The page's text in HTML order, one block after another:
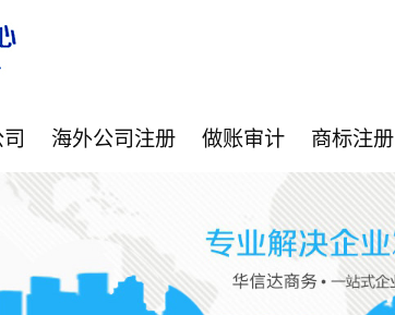
海外公司注册 做账审计 商标注册